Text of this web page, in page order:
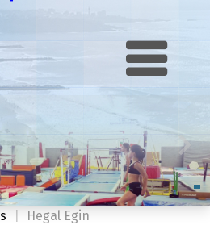
Hegal Egin